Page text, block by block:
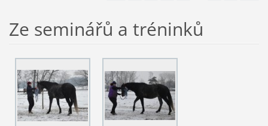
Ze seminářů a tréninků